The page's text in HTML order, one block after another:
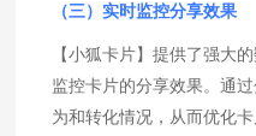
（三）实时监控分享效果
【小狐卡片】提供了强大
监控卡片的分享效果。通
为和转化情况，从而优化卡